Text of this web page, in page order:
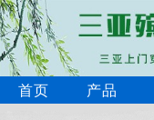
首页 产品